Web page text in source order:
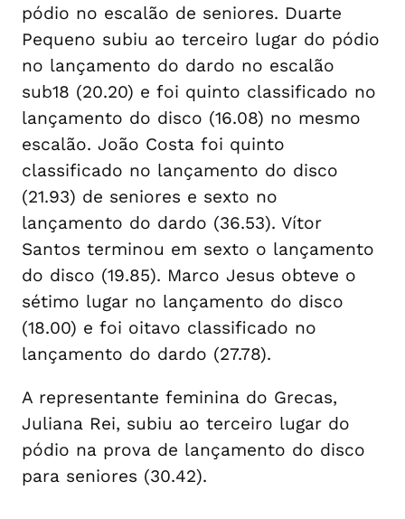
pódio no escalão de seniores. Duarte
Pequeno subiu ao terceiro lugar do pódio
no lançamento do dardo no escalão
sub18 (20.20) e foi quinto classificado no
lançamento do disco (16.08) no mesmo
escalão. João Costa foi quinto
classificado no lançamento do disco
(21.93) de seniores e sexto no
lançamento do dardo (36.53). Vítor
Santos terminou em sexto o lançamento
do disco (19.85). Marco Jesus obteve o
sétimo lugar no lançamento do disco
(18.00) e foi oitavo classificado no
lançamento do dardo (27.78).
A representante feminina do Grecas,
Juliana Rei, subiu ao terceiro lugar do
pódio na prova de lançamento do disco
para seniores (30.42).